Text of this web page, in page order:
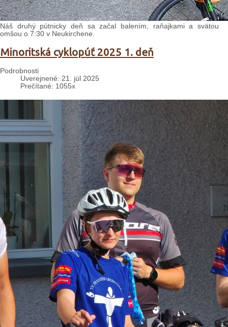
Náš druhý pútnicky deň sa začal balením, raňajkami a svätou
omšou o 7:30 v Neukirchene.
Minoritská cyklopúť 2025 1. deň
Podrobnosti
Uverejnené: 21. júl 2025
Prečítané: 1055x